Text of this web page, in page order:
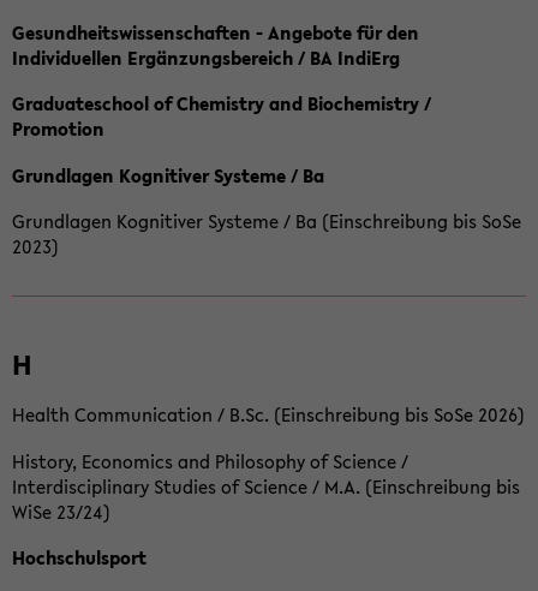
Gesundheitswissenschaften - Angebote für den
Individuellen Ergänzungsbereich / BA IndiErg
Graduateschool of Chemistry and Biochemistry /
Promotion
Grundlagen Kognitiver Systeme / Ba
Grundlagen Kognitiver Systeme / Ba (Einschreibung bis SoSe
2023)
H
Health Communication / B.Sc. (Einschreibung bis SoSe 2026)
History, Economics and Philosophy of Science /
Interdisciplinary Studies of Science / M.A. (Einschreibung bis
WiSe 23/24)
Hochschulsport